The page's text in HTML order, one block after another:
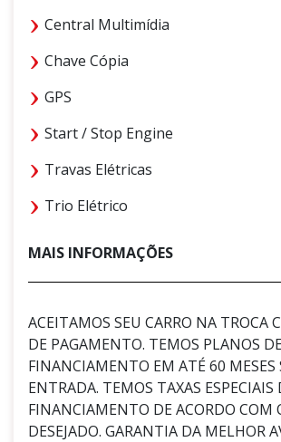
Central Multimídia
Chave Cópia
GPS
Start / Stop Engine
Travas Elétricas
Trio Elétrico
MAIS INFORMAÇÕES
ACEITAMOS SEU CARRO NA TROCA
DE PAGAMENTO. TEMOS PLANOS
FINANCIAMENTO EM ATÉ 60 MESES
ENTRADA. TEMOS TAXAS ESPECIAIS
FINANCIAMENTO DE ACORDO COM
DESEJADO. GARANTIA DA MELHOR